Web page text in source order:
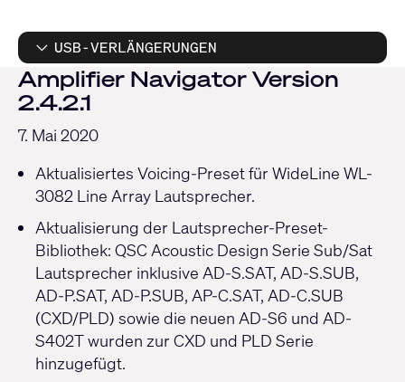
USB-VERLÄNGERUNGEN
Amplifier Navigator Version
2.4.2.1
7. Mai 2020
Aktualisiertes Voicing-Preset für WideLine WL-
3082 Line Array Lautsprecher.
Aktualisierung der Lautsprecher-Preset-
Bibliothek: QSC Acoustic Design Serie Sub/Sat
Lautsprecher inklusive AD-S.SAT, AD-S.SUB,
AD-P.SAT, AD-P.SUB, AP-C.SAT, AD-C.SUB
(CXD/PLD) sowie die neuen AD-S6 und AD-
S402T wurden zur CXD und PLD Serie
hinzugefügt.